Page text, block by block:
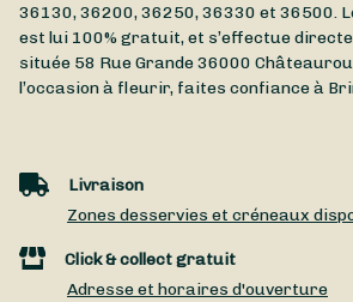
36130, 36200, 36250, 36330 et 36500.
est lui 100% gratuit, et s’effectue
située 58 Rue Grande36000
l’occasion à fleurir, faites confiance à
Livraison
Zones desservies et créneaux
Click & collect gratuit
Adresse et horaires d'ouverture